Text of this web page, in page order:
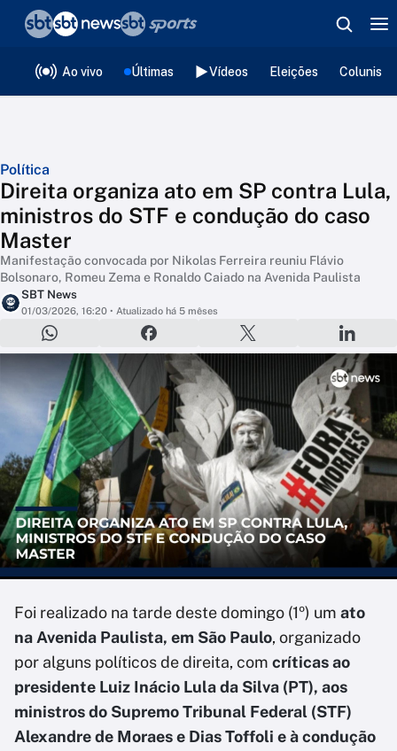
Ao vivo Últimas Vídeos Eleições
Política
Direita organiza ato em SP contra Lula,
ministros do STF e condução do caso
Master
Manifestação convocada por Nikolas Ferreira reuniu Flávio
Bolsonaro, Romeu Zema e Ronaldo Caiado na Avenida Paulista
SBT News
01/03/2026, 16:20 • Atualizado há 5 mêses
Foi realizado na tarde deste domingo (1º) um ato
na Avenida Paulista, em São Paulo, organizado
por alguns políticos de direita, com críticas ao
presidente Luiz Inácio Lula da Silva (PT), aos
ministros do Supremo Tribunal Federal (STF)
Alexandre de Moraes e Dias Toffoli e à condução
❮voltar
Editorias